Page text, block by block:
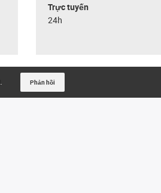
Trực tuyến
24h
Phản hồi